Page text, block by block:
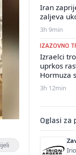
Iran
zaljeva
3h 9min
IZAZOVNO
Izraelci
uprkos
Hormuza
3h 12min
Oglasi za